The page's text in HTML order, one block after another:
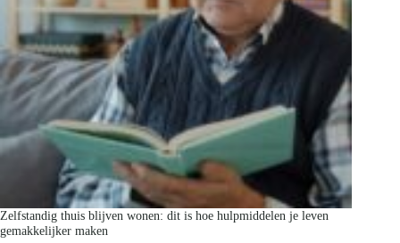
Zelfstandig thuis blijven wonen: dit is hoe hulpmiddelen je leven
gemakkelijker maken